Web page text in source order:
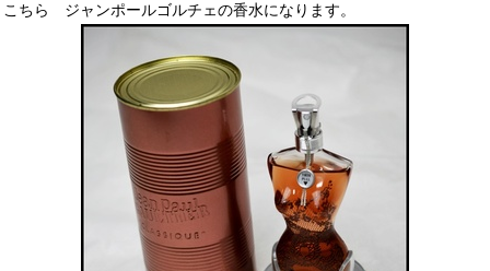
こちら ジャンポールゴルチェの香水になります。